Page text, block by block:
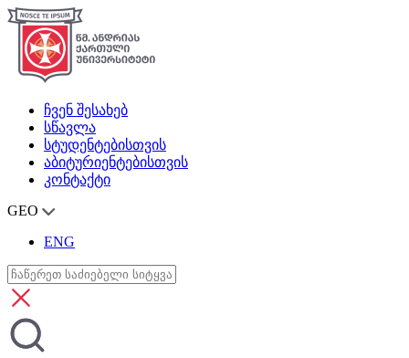
ჩვენ შესახებ
სწავლა
სტუდენტებისთვის
აბიტურიენტებისთვის
კონტაქტი
GEO
ENG